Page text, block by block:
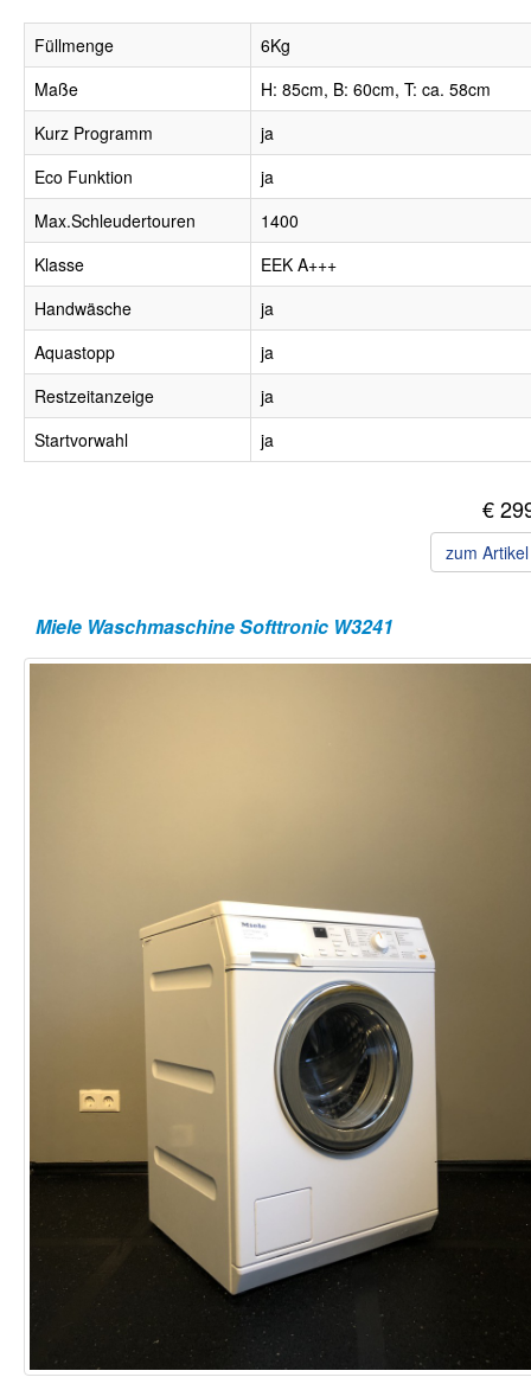
Füllmenge
6Kg
Maße
H: 85cm, B: 60cm, T: ca. 58cm
Kurz Programm
ja
Eco Funktion
ja
Max.Schleudertouren
1400
Klasse
EEK A+++
Handwäsche
ja
Aquastopp
ja
Restzeitanzeige
ja
Startvorwahl
ja
€
zum
Miele Waschmaschine Softtronic W3241